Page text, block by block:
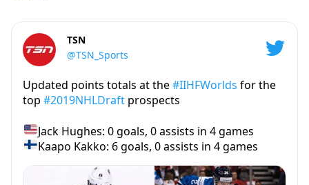
TSN
@TSN_Sports
Updated points totals at the#IIHFWorlds for the
top #2019NHLDraft prospects
Jack Hughes: 0 goals, 0 assists in 4 games
Kaapo Kakko: 6 goals, 0 assists in 4 games